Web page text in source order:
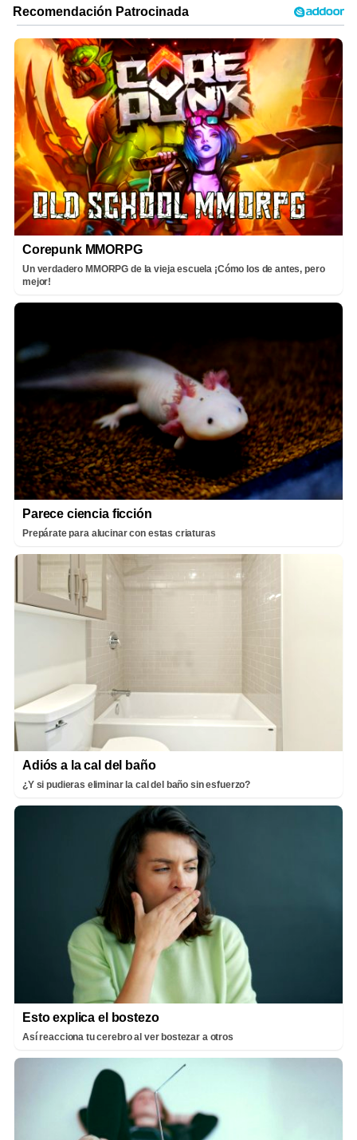
Corepunk MMORPG
Un verdadero MMORPG de la vieja escuela ¡Cómo los de antes, pero
mejor!
Parece ciencia ficción
Prepárate para alucinar con estas criaturas
Adiós a la cal del baño
¿Y si pudieras eliminar la cal del baño sin esfuerzo?
Esto explica el bostezo
Así reacciona tu cerebro al ver bostezar a otros